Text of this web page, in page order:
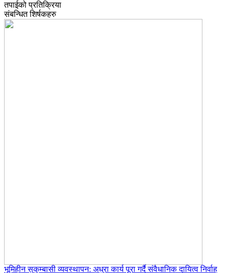
तपाईको प्रतिक्रिया
संबन्धित शिर्षकहरु
भूमिहीन सुकुम्बासी व्यवस्थापन: अधुरा कार्य पूरा गर्दै संवैधानिक दायित्व निर्वाह